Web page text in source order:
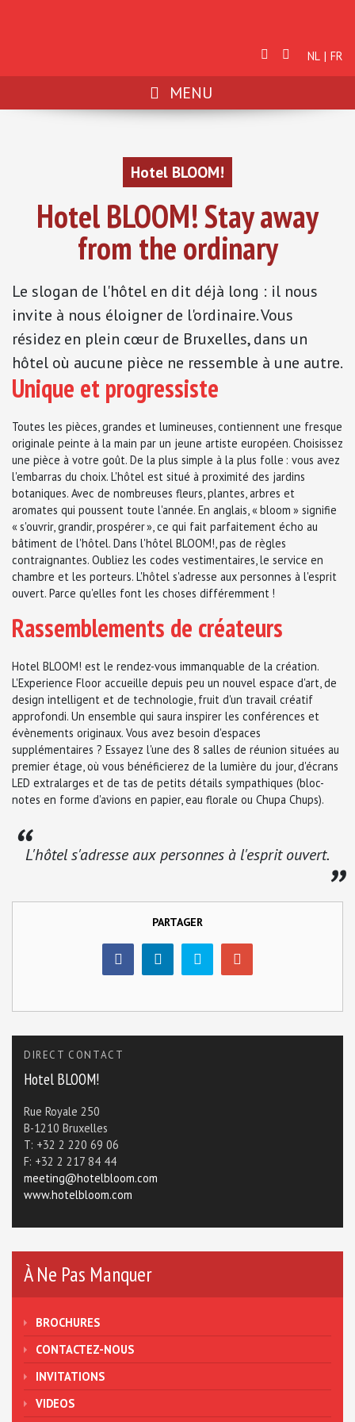
NL FR
MENU
Hotel BLOOM!
Hotel BLOOM! Stay away
from the ordinary
Le slogan de l'hôtel en dit déjà long : il nous
invite à nous éloigner de l'ordinaire. Vous
résidez en plein cœur de Bruxelles, dans un
hôtel où aucune pièce ne ressemble à une autre.
Unique et progressiste
Toutes les pièces, grandes et lumineuses, contiennent une fresque
originale peinte à la main par un jeune artiste européen. Choisissez
une pièce à votre goût. De la plus simple à la plus folle : vous avez
l'embarras du choix. L'hôtel est situé à proximité des jardins
botaniques. Avec de nombreuses fleurs, plantes, arbres et
aromates qui poussent toute l'année. En anglais, «bloom » signifie
«s'ouvrir, grandir, prospérer.», ce qui fait parfaitement écho au
bâtiment de l'hôtel. Dans l'hôtel BLOOM!, pas de règles
contraignantes. Oubliez les codes vestimentaires, le service en
chambre et les porteurs. L'hôtel s'adresse aux personnes à l'esprit
ouvert. Parce qu'elles font les choses différemment !
Rassemblements de créateurs
Hotel BLOOM! est le rendez-vous immanquable de la création.
L'Experience Floor accueille depuis peu un nouvel espace d'art, de
design intelligent et de technologie, fruit d'un travail créatif
approfondi. Un ensemble qui saura inspirer les conférences et
évènements originaux. Vous avez besoin d'espaces
supplémentaires ? Essayez l'une des 8 salles de réunion situées au
premier étage, où vous bénéficierez de la lumière du jour, d'écrans
LED extralarges et de tas de petits détails sympathiques (bloc-
notes en forme d'avions en papier, eau florale ou Chupa Chups).
L'hôtel s'adresse aux personnes à l'esprit ouvert.
PARTAGER
DIRECT CONTACT
Hotel BLOOM!
Rue Royale 250
B-1210 Bruxelles
T: +32 2 220 69 06
F: +32 2 217 84 44
meeting@hotelbloom.com
www.hotelbloom.com
À Ne Pas Manquer
BROCHURES
CONTACTEZ-NOUS
INVITATIONS
VIDEOS